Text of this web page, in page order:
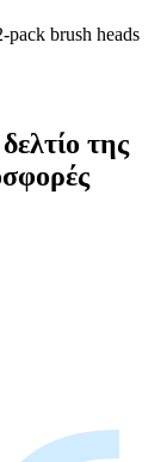
pack brush heads
της